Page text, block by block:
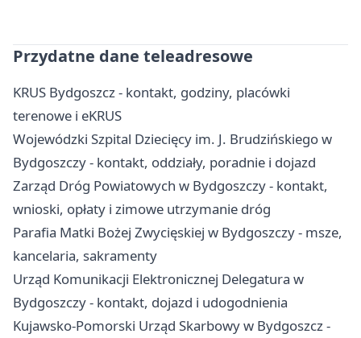
Przydatne dane teleadresowe
KRUS Bydgoszcz - kontakt, godziny, placówki
terenowe i eKRUS
Wojewódzki Szpital Dziecięcy im. J. Brudzińskiego w
Bydgoszczy - kontakt, oddziały, poradnie i dojazd
Zarząd Dróg Powiatowych w Bydgoszczy - kontakt,
wnioski, opłaty i zimowe utrzymanie dróg
Parafia Matki Bożej Zwycięskiej w Bydgoszczy - msze,
kancelaria, sakramenty
Urząd Komunikacji Elektronicznej Delegatura w
Bydgoszczy - kontakt, dojazd i udogodnienia
Kujawsko-Pomorski Urząd Skarbowy w Bydgoszcz -